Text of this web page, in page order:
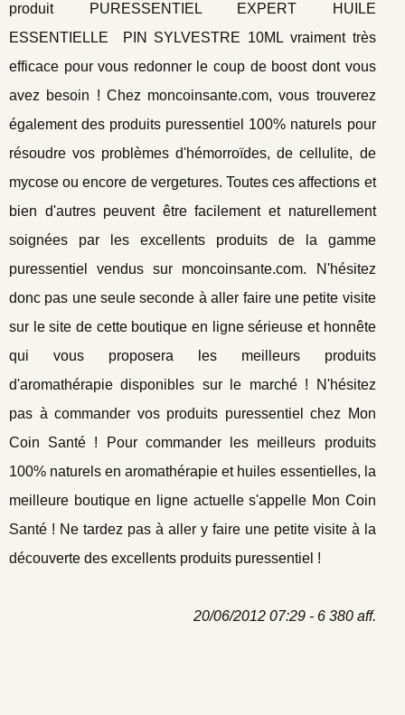
produit PURESSENTIEL EXPERT HUILE
ESSENTIELLE  PIN SYLVESTRE 10ML vraiment très
efficace pour vous redonner le coup de boost dont vous
avez besoin ! Chez moncoinsante.com, vous trouverez
également des produits puressentiel 100% naturels pour
résoudre vos problèmes d'hémorroïdes, de cellulite, de
mycose ou encore de vergetures. Toutes ces affections et
bien d'autres peuvent être facilement et naturellement
soignées par les excellents produits de la gamme
puressentiel vendus sur moncoinsante.com. N'hésitez
donc pas une seule seconde à aller faire une petite visite
sur le site de cette boutique en ligne sérieuse et honnête
qui vous proposera les meilleurs produits
d'aromathérapie disponibles sur le marché ! N'hésitez
pas à commander vos produits puressentiel chez Mon
Coin Santé ! Pour commander les meilleurs produits
100% naturels en aromathérapie et huiles essentielles, la
meilleure boutique en ligne actuelle s'appelle Mon Coin
Santé ! Ne tardez pas à aller y faire une petite visite à la
découverte des excellents produits puressentiel !
20/06/2012 07:29 - 6 380 aff.